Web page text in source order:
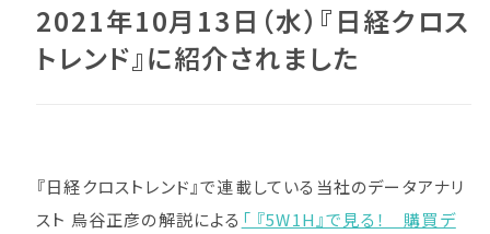
2021年10月13日（水）『日経クロス
トレンド』に紹介されました
『日経クロストレンド』で連載している当社のデータアナリ
スト 烏谷正彦の解説による 「 『5W1H』で見る！ 購買デ